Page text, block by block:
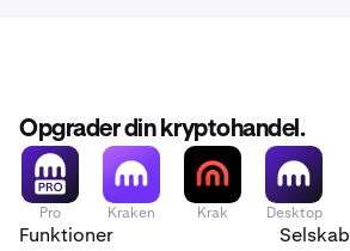
Opgrader din kryptohandel.
Pro Kraken Krak Desktop
Funktioner Selskab